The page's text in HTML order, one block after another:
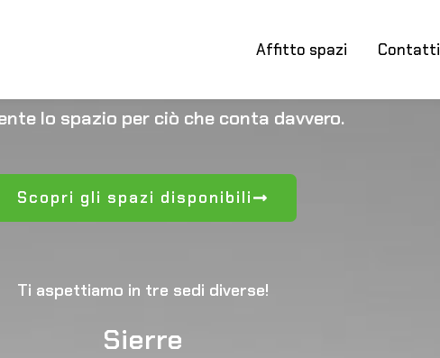
Affitto spazi Contatti
lo spazio per ciò che conta davvero.
Scopri gli spazi disponibili
Ti aspettiamo in tre sedi diverse!
Sierre